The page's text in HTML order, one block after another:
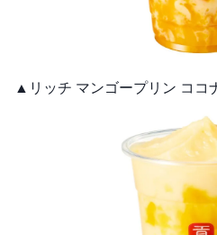
▲リッチ マンゴープリン ココ